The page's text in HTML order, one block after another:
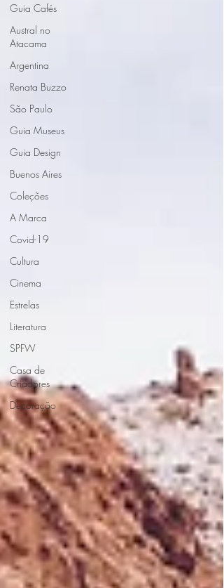
Guia Cafés
Austral no
Atacama
Argentina
Renata Buzzo
São Paulo
Guia Museus
Guia Design
Buenos Aires
Coleções
A Marca
Covid-19
Cultura
Cinema
Estrelas
Literatura
SPFW
Casa de
Criadores
Decoração